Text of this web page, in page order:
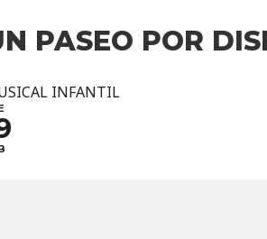
PASEO POR
INFANTIL